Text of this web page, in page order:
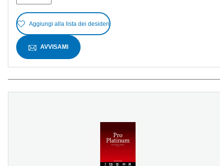
Aggiungi alla lista dei desideri
AVVISAMI